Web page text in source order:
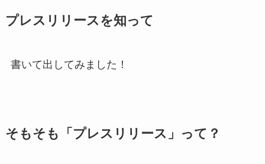
プレスリリースを知って
書いて出してみました！
そもそも「プレスリリース」って？